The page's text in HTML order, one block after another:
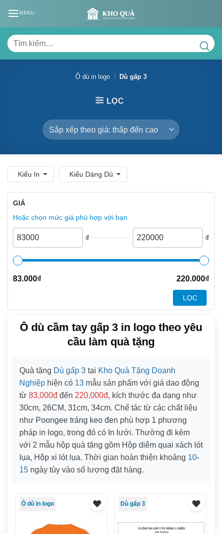
MENU
Tìm
kiếm:
Ô dù in logo / Dù gấp 3
LỌC
Kiểu In Kiểu Dáng Dù
GIÁ
Hoặc chọn mức giá phù hợp với bạn
₫ ₫
83.000₫ 220.000₫
LỌC
Ô dù cầm tay gấp 3 in logo theo yêu
cầu làm quà tặng
Quà tặng Dù gấp 3 tại Kho Quà Tặng Doanh
Nghiệp hiện có 13 mẫu sản phẩm với giá dao động
từ 83,000đ đến 220,000đ, kích thước đa dạng như
30cm, 26CM, 31cm, 34cm. Chế tác từ các chất liệu
như Poongee tráng keo đen phù hợp 1 phương
pháp in logo, trong đó có In lưới. Thường đi kèm
với 2 mẫu hộp quà tặng gồm Hộp diêm quai xách lót
lụa, Hộp xi lót lụa. Thời gian hoàn thiện khoảng 10-
15 ngày tùy vào số lượng đặt hàng.
Ô dù in logo Dù gấp 3